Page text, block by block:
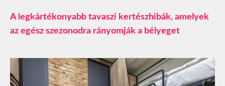
A legkártékonyabb tavaszi kertészhibák, amelyek
az egész szezonodra rányomják a bélyeget